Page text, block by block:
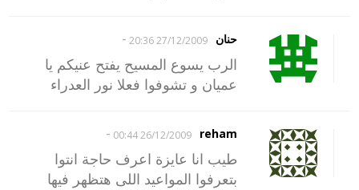
حنان 27/12/2009 20:36
-
الرب يسوع المسيح يفتح عنيكم يا
عميان و تشوفوا فعلا نور العدراء
reham
26/12/2009 00:44
-
طيب انا عايزة اعرف حاجة انتوا
بتعرفوا المواعيد اللى هتظهر فيها